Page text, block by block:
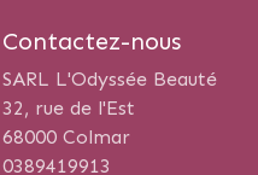
Contactez-nous
SARL L'Odyssée Beauté
32, rue de l'Est
68000 Colmar
0389419913